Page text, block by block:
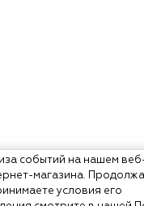
событий на нашем
магазина.
условия его